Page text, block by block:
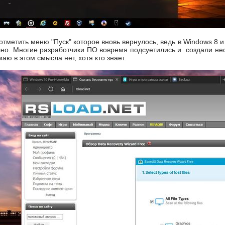
меню "Пуск" которое вновь вернулось, ведь в Windows 8
Многие разработчики ПО вовремя подсуетились и создали
в этом смысла нет, хотя кто знает.